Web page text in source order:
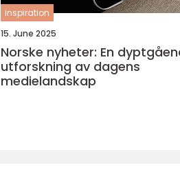
inspiration
15. June 2025
Norske nyheter: En
utforskning av dagens
medielandskap